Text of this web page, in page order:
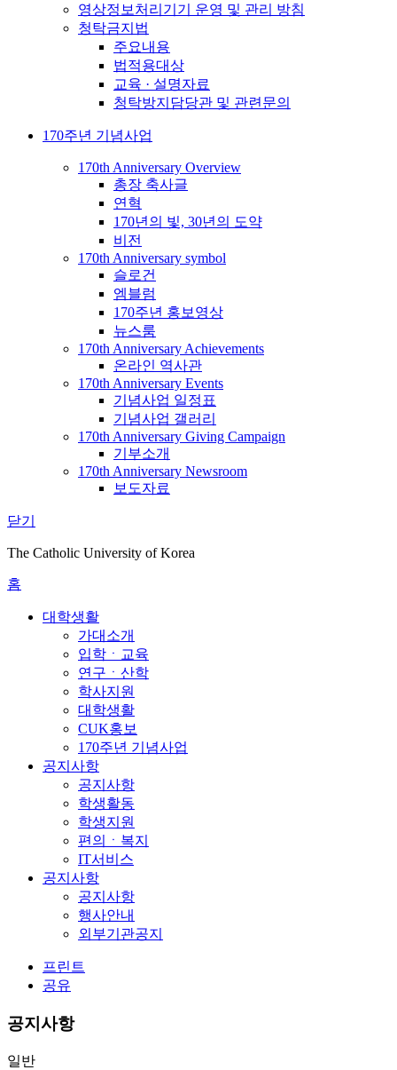
영상정보처리기기 운영 및 관리 방침
청탁금지법
주요내용
법적용대상
교육 · 설명자료
청탁방지담당관 및 관련문의
170주년 기념사업
170th Anniversary Overview
총장 축사글
연혁
170년의 빛, 30년의 도약
비전
170th Anniversary symbol
슬로건
엠블럼
170주년 홍보영상
뉴스룸
170th Anniversary Achievements
온라인 역사관
170th Anniversary Events
기념사업 일정표
기념사업 갤러리
170th Anniversary Giving Campaign
기부소개
170th Anniversary Newsroom
보도자료
닫기
The Catholic University of Korea
홈
대학생활
가대소개
입학ㆍ교육
연구ㆍ산학
학사지원
대학생활
CUK홍보
170주년 기념사업
공지사항
공지사항
학생활동
학생지원
편의ㆍ복지
IT서비스
공지사항
공지사항
행사안내
외부기관공지
프린트
공유
공지사항
일반